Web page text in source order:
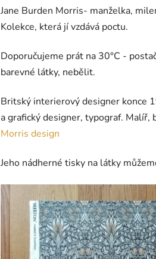
Jane Burden Morris- manželka,
Kolekce, která jí vzdává poctu.
Doporučujeme prát na 30°C -
barevné látky, nebělit.
Britský interierový designer konce
a grafický designer, typograf. Malíř,
Morris design
Jeho nádherné tisky na látky